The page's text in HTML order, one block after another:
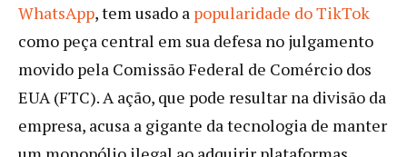
WhatsApp, tem usado a popularidade do TikTok
como peça central em sua defesa no julgamento
movido pela Comissão Federal de Comércio dos
EUA (FTC). A ação, que pode resultar na divisão da
empresa, acusa a gigante da tecnologia de manter